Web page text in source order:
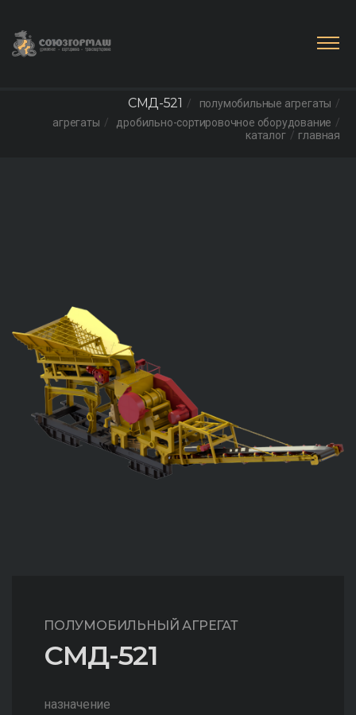
главная
каталог
дробильно-сортировочное оборудование
агрегаты
полумобильные агрегаты
СМД-521
ПОЛУМОБИЛЬНЫЙ АГРЕГАТ
СМД-521
назначение